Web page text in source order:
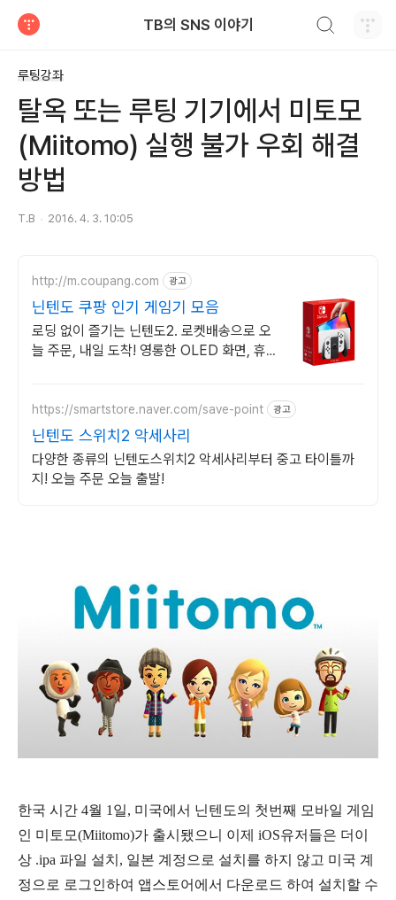
TB의 SNS 이야기
루팅강좌
탈옥 또는 루팅 기기에서 미토모
(Miitomo) 실행 불가 우회 해결
방법
T.B 2016. 4. 3. 10:05
http://m.coupang.com 광고
닌텐도 쿠팡 인기 게임기 모음
로딩 없이 즐기는 닌텐도2. 로켓배송으로 오
늘 주문, 내일 도착! 영롱한 OLED 화면, 휴
https://smartstore.naver.com/save-point 광고
닌텐도 스위치2 악세사리
다양한 종류의 닌텐도스위치2 악세사리부터 중고 타이틀까
지! 오늘 주문 오늘 출발!
한국 시간 4월 1일, 미국에서 닌텐도의 첫번째 모바일 게임
인 미토모(Miitomo)가 출시됐으니 이제 iOS유저들은 더이
상 .ipa 파일 설치, 일본 계정으로 설치를 하지 않고 미국 계
정으로 로그인하여 앱스토어에서 다운로드 하여 설치할 수